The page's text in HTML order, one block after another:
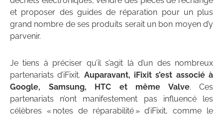
et proposer des guides de réparation pour un plus
grand nombre de ses produits serait un bon moyen d’y
parvenir.
Je tiens à préciser qu’il s’agit là d’un des nombreux
partenariats d’iFixit. Auparavant, iFixit s’est associé à
Google, Samsung, HTC et même Valve. Ces
partenariats n’ont manifestement pas influencé les
célèbres « notes de réparabilité » d’iFixit, comme le